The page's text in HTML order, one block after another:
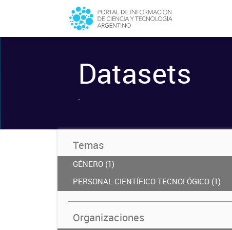
Datasets
-
Temas
GÉNERO (1)
PERSONAL CIENTÍFICO-TECNOLÓGICO (1)
Organizaciones